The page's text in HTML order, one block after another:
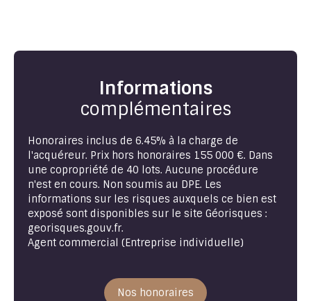
Informations
complémentaires
Honoraires inclus de 6.45% à la charge de
l'acquéreur. Prix hors honoraires 155 000 €. Dans
une copropriété de 40 lots. Aucune procédure
n'est en cours. Non soumis au DPE. Les
informations sur les risques auxquels ce bien est
exposé sont disponibles sur le site Géorisques :
georisques.gouv.fr.
Agent commercial (Entreprise individuelle)
Nos honoraires